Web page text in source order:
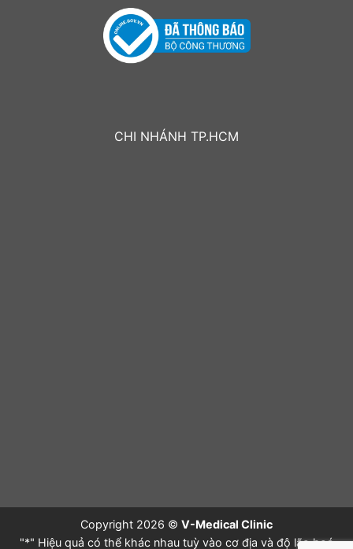
CHI NHÁNH TP.HCM
Copyright 2026 © V-Medical Clinic
"*" Hiệu quả có thể khác nhau tuỳ vào cơ địa và độ lão hoá